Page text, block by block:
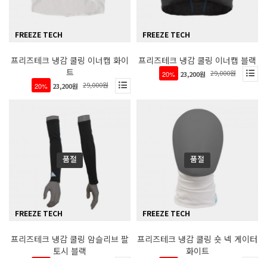
FREEZE TECH
프리즈테크 냉감 쿨링 이너캡 화이
트
20% 23,200원 29,000원
FREEZE TECH
프리즈테크 냉감 쿨링 이너캡 블랙
20% 23,200원 29,000원
품절
FREEZE TECH
프리즈테크 냉감 쿨링 암슬리브 팔
토시 블랙
품절
FREEZE TECH
프리즈테크 냉감 쿨링 숏 넥 게이터
화이트